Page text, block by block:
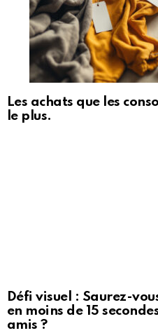
Les achats que les
le plus.
Défi visuel : Saurez-
en moins de 15
amis ?